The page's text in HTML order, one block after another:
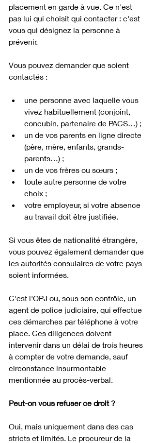
placement en garde à vue. Ce n'est
pas lui qui choisit qui contacter : c'est
vous qui désignez la personne à
prévenir.
Vous pouvez demander que soient
contactés :
une personne avec laquelle vous
vivez habituellement (conjoint,
concubin, partenaire de PACS…) ;
un de vos parents en ligne directe
(père, mère, enfants, grands-
parents…) ;
un de vos frères ou sœurs ;
toute autre personne de votre
choix ;
votre employeur, si votre absence
au travail doit être justifiée.
Si vous êtes de nationalité étrangère,
vous pouvez également demander que
les autorités consulaires de votre pays
soient informées.
C'est l'OPJ ou, sous son contrôle, un
agent de police judiciaire, qui effectue
ces démarches par téléphone à votre
place. Ces diligences doivent
intervenir dans un délai de trois heures
à compter de votre demande, sauf
circonstance insurmontable
mentionnée au procès-verbal.
Peut-on vous refuser ce droit ?
Oui, mais uniquement dans des cas
stricts et limités. Le procureur de la